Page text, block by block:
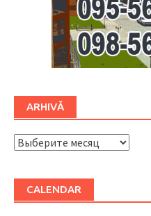
ARHIVĂ
ARHIVĂ
CALENDAR